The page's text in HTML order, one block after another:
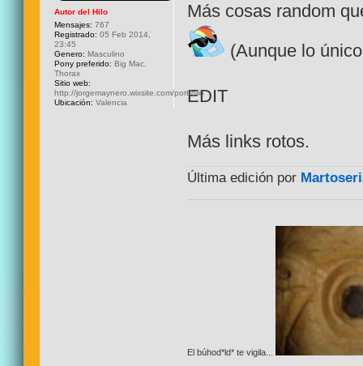
Más cosas random
(Aunque lo
EDIT
Más links rotos.
Última edición por
El búhod*ld* te vigila...
Autor del Hilo
Mensajes: 767
Registrado: 05 Feb 2014,
23:45
Genero: Masculino
Pony preferido: Big Mac,
Thorax
Sitio web:
http://jorgemaynero.wixsite.com/portfolio
Ubicación: Valencia